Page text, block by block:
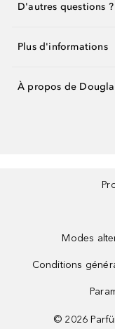
D'autres questions ?
Plus d'informations
À propos de
Modes
Conditions
© 2026